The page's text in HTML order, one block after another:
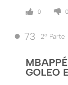
0 0
73 2º Parte
GOLEO